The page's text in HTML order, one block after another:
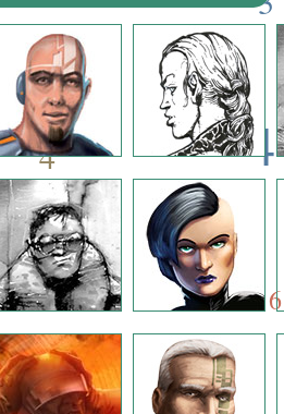
6
4
8
4
8
4
4
4
1